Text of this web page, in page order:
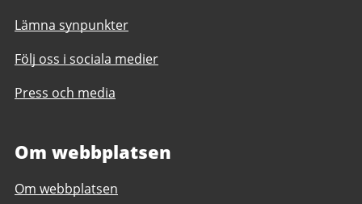
Lämna synpunkter
Följ oss i sociala medier
Press och media
Om webbplatsen
Om webbplatsen